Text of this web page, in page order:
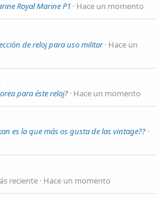
Royal Marine P1 Hace un momento
de reloj para uso militar Hace un
para éste reloj? Hace un momento
es la que más os gusta de las vintage??
reciente Hace un momento